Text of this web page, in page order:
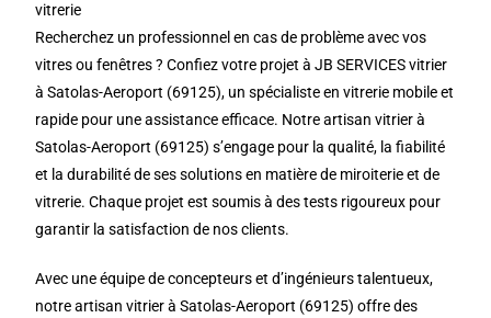
vitrerie
Recherchez un professionnel en cas de problème avec vos
vitres ou fenêtres ? Confiez votre projet à JB SERVICES vitrier
à Satolas-Aeroport (69125), un spécialiste en vitrerie mobile et
rapide pour une assistance efficace. Notre artisan vitrier à
Satolas-Aeroport (69125) s’engage pour la qualité, la fiabilité
et la durabilité de ses solutions en matière de miroiterie et de
vitrerie. Chaque projet est soumis à des tests rigoureux pour
garantir la satisfaction de nos clients.
Avec une équipe de concepteurs et d’ingénieurs talentueux,
notre artisan vitrier à Satolas-Aeroport (69125) offre des